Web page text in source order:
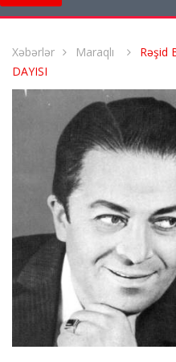
Xəbərlər Maraqlı
Rəşid
DAYISI